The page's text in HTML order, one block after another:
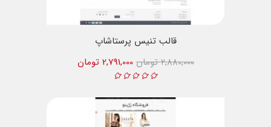
قالب تنیس پرستاشاپ
2,791,000 تومان
2,880,000 تومان